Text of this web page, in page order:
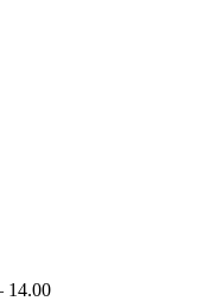
14.00